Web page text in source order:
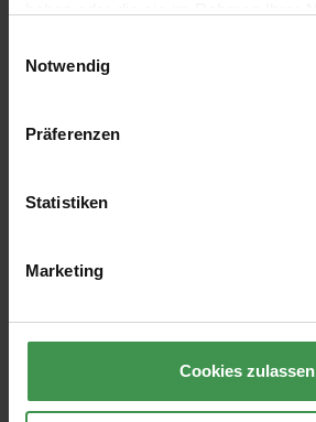
Notwendig
Präferenzen
Statistiken
Marketing
Cookies zulassen
E-Mail-Adresse*
Ich habe die
einverstanden.
THE MURALIST